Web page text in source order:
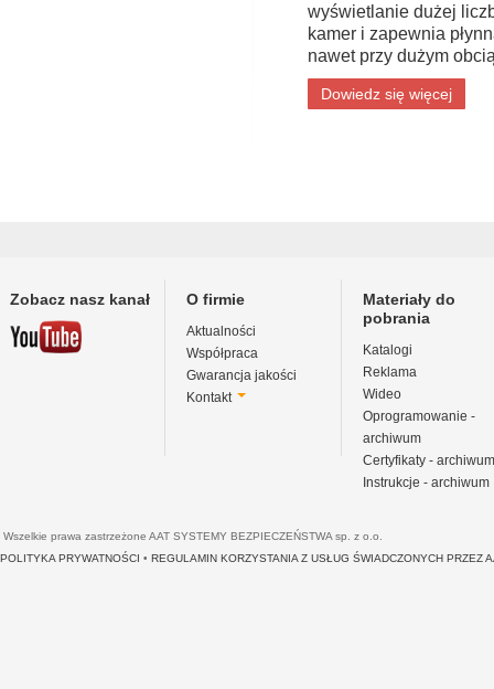
wyświetlanie dużej
kamer i zapewnia
nawet przy dużym
Dowiedz się więcej
Zobacz nasz kanał O firmie
Aktualności
Współpraca
Gwarancja jakości
Kontakt
Materiały do
pobrania
Katalogi
Reklama
Wideo
Oprogramowanie -
archiwum
Certyfikaty - archiwum
Instrukcje - archiwum
Wszelkie prawa zastrzeżone AAT SYSTEMY BEZPIECZEŃSTWA sp. z o.o.
POLITYKA PRYWATNOŚCI • REGULAMIN KORZYSTANIA Z USŁUG ŚWIADCZONYCH PRZEZ